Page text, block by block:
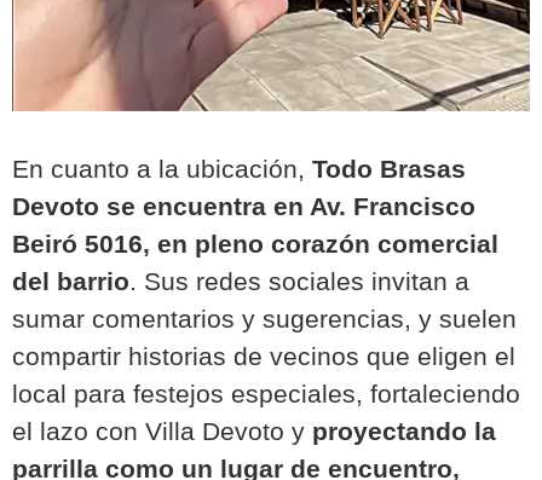
En cuanto a la ubicación, Todo Brasas
Devoto se encuentra en Av. Francisco
Beiró 5016, en pleno corazón comercial
del barrio. Sus redes sociales invitan a
sumar comentarios y sugerencias, y suelen
compartir historias de vecinos que eligen el
local para festejos especiales, fortaleciendo
el lazo con Villa Devoto y proyectando la
parrilla como un lugar de encuentro,